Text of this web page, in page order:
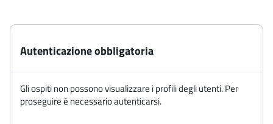
Autenticazione obbligatoria
Gli ospiti non possono visualizzare i profili degli utenti. Per
proseguire è necessario autenticarsi.